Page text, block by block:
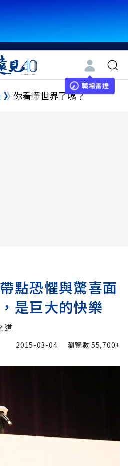
職場雷達
你看懂世界了嗎？
點恐懼與驚喜面
是巨大的快樂
道
2015-03-04 瀏覽數55,700+